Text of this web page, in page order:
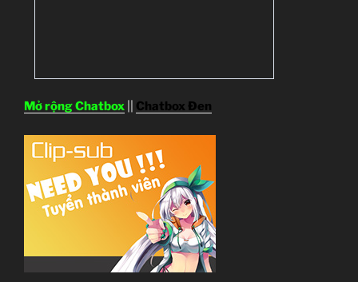
Mở rộng Chatbox Chatbox Đen